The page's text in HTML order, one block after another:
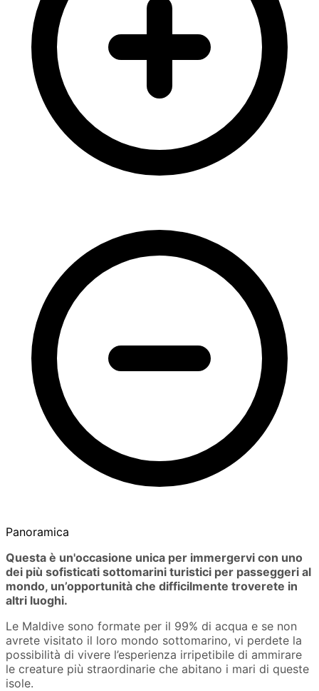
Panoramica
Questa è un'occasione unica per immergervi con uno
dei più sofisticati sottomarini turistici per passeggeri al
mondo, un’opportunità che difficilmente troverete in
altri luoghi.
Le Maldive sono formate per il 99% di acqua e se non
avrete visitato il loro mondo sottomarino, vi perdete la
possibilità di vivere l’esperienza irripetibile di ammirare
le creature più straordinarie che abitano i mari di queste
isole.